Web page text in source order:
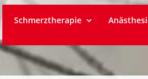
Schmerztherapie